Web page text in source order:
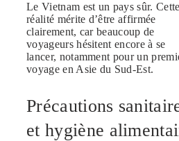
Le Vietnam est un pays sûr. Cette
réalité mérite d’être affirmée
clairement, car beaucoup de
voyageurs hésitent encore à se
lancer, notamment pour un
voyage en Asie du Sud-Est.
Précautions
et hygiène